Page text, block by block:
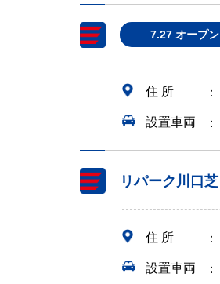
7.27 オープン
住 所
設置車両
リパーク川口
住 所
設置車両